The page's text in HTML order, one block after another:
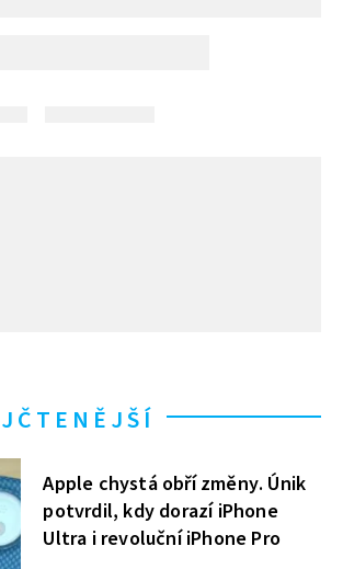
Apple chystá obří změny. Únik
potvrdil, kdy dorazí iPhone
Ultra i revoluční iPhone Pro